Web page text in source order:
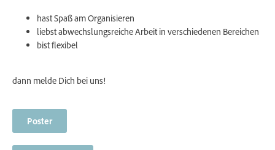
hast Spaß am Organisieren
liebst abwechslungsreiche Arbeit in verschiedenen Bereichen
bist flexibel
dann melde Dich bei uns!
Poster